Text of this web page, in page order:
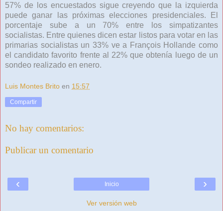
57% de los encuestados sigue creyendo que la izquierda
puede ganar las próximas elecciones presidenciales. El
porcentaje sube a un 70% entre los simpatizantes
socialistas. Entre quienes dicen estar listos para votar en las
primarias socialistas un 33% ve a François Hollande como
el candidato favorito frente al 22% que obtenía luego de un
sondeo realizado en enero.
Luis Montes Brito en 15:57
Compartir
No hay comentarios:
Publicar un comentario
‹ ›
Inicio
Ver versión web